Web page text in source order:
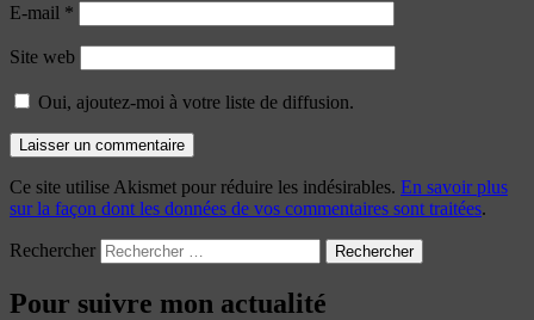
E-mail *
Site web
Oui, ajoutez-moi à votre liste de diffusion.
Ce site utilise Akismet pour réduire les indésirables. En savoir plus
sur la façon dont les données de vos commentaires sont traitées.
Rechercher
Pour suivre mon actualité